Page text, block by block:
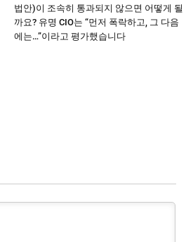
법안)이 조속히 통과되지 않으면 어떻게 될
까요? 유명 CIO는 “먼저 폭락하고, 그 다음
에는…”이라고 평가했습니다